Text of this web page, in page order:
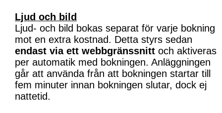
Ljud och bild
Ljud- och bild bokas separat för varje bokning
mot en extra kostnad. Detta styrs sedan
endast via ett webbgränssnitt och aktiveras
per automatik med bokningen. Anläggningen
går att använda från att bokningen startar till
fem minuter innan bokningen slutar, dock ej
nattetid.